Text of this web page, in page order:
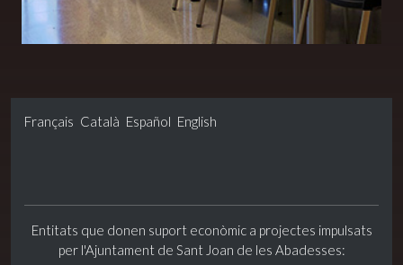
Français Català Español English
Entitats que donen suport econòmic a projectes impulsats
per l'Ajuntament de Sant Joan de les Abadesses: